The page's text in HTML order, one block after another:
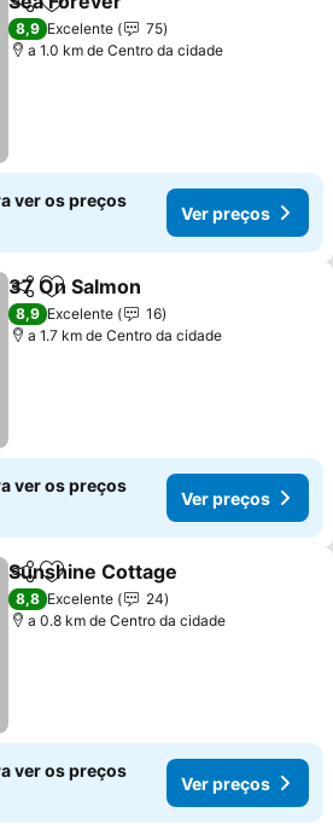
PartilharAdicionar aos favoritos
8,9 Excelente
75
a 1.0 km de Centro da cidade
ver os preços
Ver preços
PartilharAdicionar aos favoritos
37 On Salmon
8,9 Excelente
16
a 1.7 km de Centro da cidade
ver os preços
Ver preços
PartilharAdicionar aos favoritos
Sunshine Cottage
8,8 Excelente
24
a 0.8 km de Centro da cidade
ver os preços
Ver preços